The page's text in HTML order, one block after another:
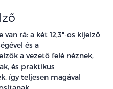
rá: a két 12,3"-os kijelző
és a
a vezető felé néznek,
és praktikus
így teljesen magával